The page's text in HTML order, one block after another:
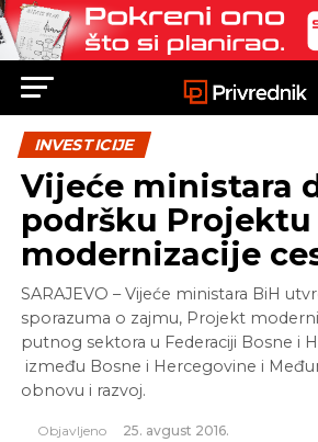
INVESTICIJE
Vijeće ministara
podršku Projektu
modernizacije
SARAJEVO – Vijeće ministara BiH
sporazuma o zajmu, Projekt
putnog sektora u Federaciji Bosne i
između Bosne i Hercegovine i
obnovu i razvoj.
Objavljeno 25. avgust 2016.